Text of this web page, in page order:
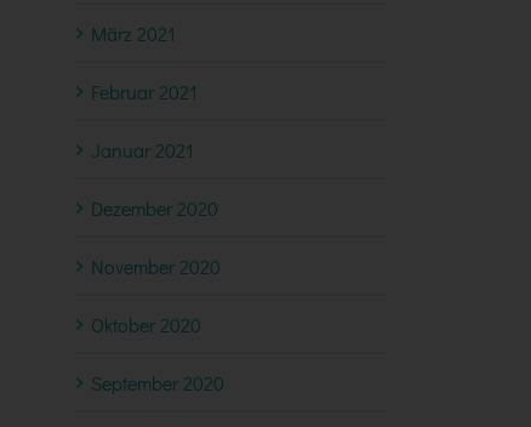
März 2021
Februar 2021
Januar 2021
Dezember 2020
November 2020
Oktober 2020
September 2020